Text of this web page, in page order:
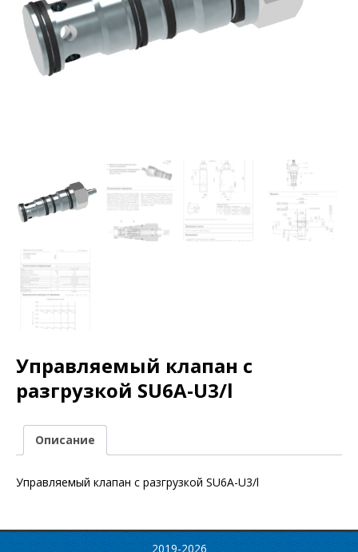
Управляемый клапан с
разгрузкой SU6A-U3/l
Описание
Управляемый клапан с разгрузкой SU6A-U3/l
2019-2026